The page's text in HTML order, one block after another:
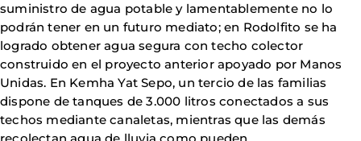
suministro de agua potable y lamentablemente no lo
podrán tener en un futuro mediato; en Rodolfito se ha
logrado obtener agua segura con techo colector
construido en el proyecto anterior apoyado por Manos
Unidas. En Kemha Yat Sepo, un tercio de las familias
dispone de tanques de 3.000 litros conectados a sus
techos mediante canaletas, mientras que las demás